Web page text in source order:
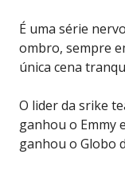
É uma série
ombro, sempre
única cena
O lider da srike
ganhou o Emmy
ganhou o Globo